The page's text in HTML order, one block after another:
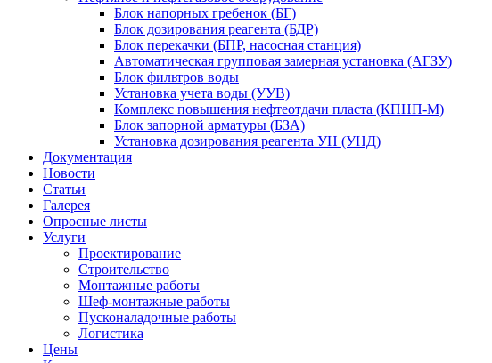
Блок напорных гребенок (БГ)
Блок дозирования реагента (БДР)
Блок перекачки (БПР, насосная станция)
Автоматическая групповая замерная установка (АГЗУ)
Блок фильтров воды
Установка учета воды (УУВ)
Комплекс повышения нефтеотдачи пласта (КПНП-М)
Блок запорной арматуры (БЗА)
Установка дозирования реагента УН (УНД)
Документация
Новости
Статьи
Галерея
Опросные листы
Услуги
Проектирование
Строительство
Монтажные работы
Шеф-монтажные работы
Пусконаладочные работы
Логистика
Цены